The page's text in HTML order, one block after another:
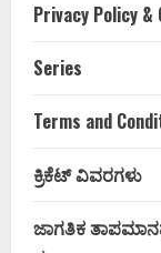
Privacy Policy &
Series
Terms and
ಕ್ರಿಕೆಟ್ ವಿವರಗಳು
ಜಾಗತಿಕ